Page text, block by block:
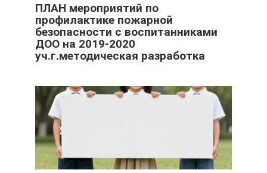
ПЛАН мероприятий по
профилактике пожарной
безопасности с воспитанниками
ДОО на 2019-2020
уч.г.методическая разработка